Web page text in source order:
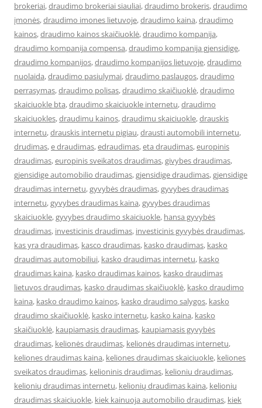
brokeriai,draudimo brokeriai siauliai,draudimo brokeris,draudimo
įmonės,draudimo imones lietuvoje,draudimo kaina,draudimo
kainos,draudimo kainos skaičiuoklė,draudimo kompanija,
draudimo kompanija compensa,draudimo kompanija gjensidige,
draudimo kompanijos,draudimo kompanijos lietuvoje,draudimo
nuolaida,draudimo pasiulymai,draudimo paslaugos,draudimo
perrasymas,draudimo polisas,draudimo skaičiuoklė,draudimo
skaiciuokle bta,draudimo skaiciuokle internetu,draudimo
skaiciuokles,draudimu kainos,draudimu skaiciuokle,drauskis
internetu,drauskis internetu pigiau,drausti automobili internetu,
drudimas,e draudimas,edraudimas,eta draudimas,europinis
draudimas,europinis sveikatos draudimas,givybes draudimas,
gjensidige automobilio draudimas,gjensidige draudimas,gjensidige
draudimas internetu,gyvybės draudimas,gyvybes draudimas
internetu,gyvybes draudimas kaina,gyvybes draudimas
skaiciuokle,gyvybes draudimo skaiciuokle, hansa gyvybės
draudimas, investicinis draudimas, investicinis gyvybės draudimas,
kas yra draudimas, kasco draudimas, kasko draudimas, kasko
draudimas automobiliui, kasko draudimas internetu, kasko
draudimas kaina, kasko draudimas kainos, kasko draudimas
lietuvos draudimas, kasko draudimas skaičiuoklė, kasko draudimo
kaina, kasko draudimo kainos, kasko draudimo salygos, kasko
draudimo skaičiuoklė, kasko internetu, kasko kaina, kasko
skaičiuoklė, kaupiamasis draudimas, kaupiamasis gyvybės
draudimas, kelionės draudimas, kelionės draudimas internetu,
keliones draudimas kaina, keliones draudimas skaiciuokle, keliones
sveikatos draudimas, kelioninis draudimas, kelioniu draudimas,
kelionių draudimas internetu, kelionių draudimas kaina, kelioniu
draudimas skaiciuokle, kiek kainuoja automobilio draudimas, kiek